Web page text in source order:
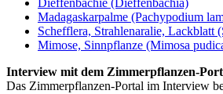
Dieffenbachie (Dieffenbachia)
Madagaskarpalme (Pachypodium
Schefflera, Strahlenaralie, Lackblatt
Mimose, Sinnpflanze (Mimosa
Interview mit dem Zimmerpflanzen-
Das Zimmerpflanzen-Portal im Interview